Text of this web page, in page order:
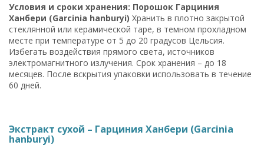
Условия и сроки хранения: Порошок Гарциния
Ханбери (Garcinia hanburyi) Хранить в плотно закрытой
стеклянной или керамической таре, в темном прохладном
месте при температуре от 5 до 20 градусов Цельсия.
Избегать воздействия прямого света, источников
электромагнитного излучения. Срок хранения – до 18
месяцев. После вскрытия упаковки использовать в течение
60 дней.
Экстракт сухой – Гарциния Ханбери (Garcinia
hanburyi)